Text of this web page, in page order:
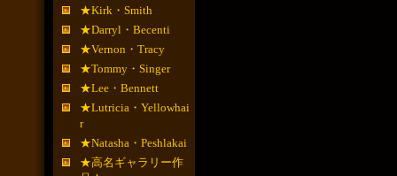
★Kirk・Smith
★Darryl・Becenti
★Vernon・Tracy
★Tommy・Singer
★Lee・Bennett
★Lutricia・Yellowhai
r
★Natasha・Peshlakai
★高名ギャラリー作